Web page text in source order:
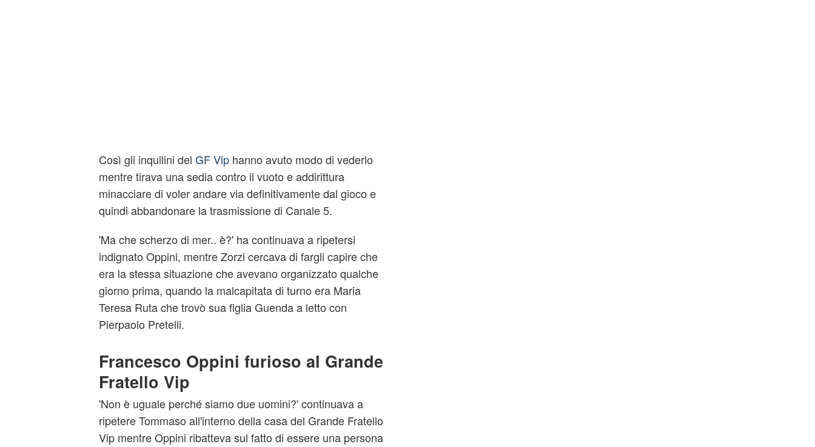
Così gli inquilini del GF Viphanno avuto modo di vederlo
mentre tirava una sedia contro il vuoto e addirittura
minacciare di voler andare via definitivamente dal gioco e
quindi abbandonare la trasmissione di Canale 5.
'Ma che scherzo di mer.. è?' ha continuava a ripetersi
indignato Oppini, mentre Zorzi cercava di fargli capire che
era la stessa situazione che avevano organizzato qualche
giorno prima, quando la malcapitata di turno era Maria
Teresa Ruta che trovò sua figlia Guenda a letto con
Pierpaolo Pretelli.
Francesco Oppini furioso al Grande
Fratello Vip
'Non è uguale perché siamo due uomini?' continuava a
ripetere Tommaso all'interno della casa del Grande Fratello
Vip mentre Oppini ribatteva sul fatto di essere una persona